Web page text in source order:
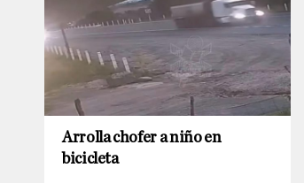
Arrolla chofer a niño en
bicicleta